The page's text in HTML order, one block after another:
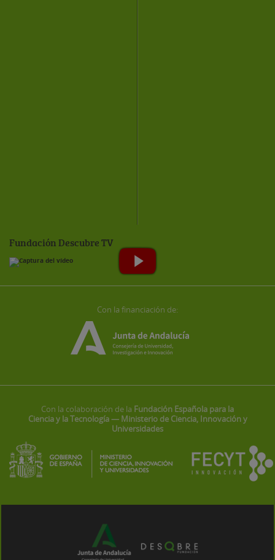
Fundación Descubre TV
Con la financiación de:
Con la colaboración de la Fundación Española para la
Ciencia y la Tecnología — Ministerio de Ciencia, Innovación y
Universidades